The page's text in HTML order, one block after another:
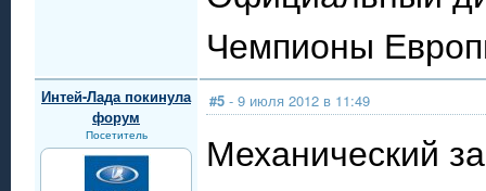
Чемпионы
Интей-Лада покинула
форум
Посетитель
#5 - 9 июля 2012 в 11:49
Механический